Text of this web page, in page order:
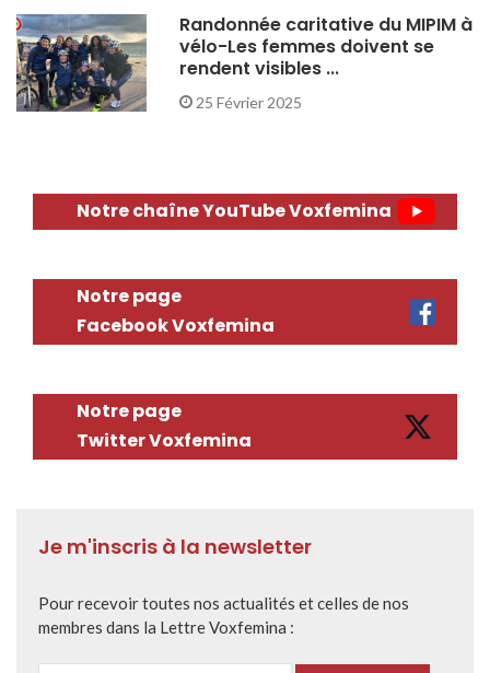
Randonnée caritative du MIPIM à
vélo-Les femmes doivent se
rendent visibles ...
25 Février 2025
Notre chaîne YouTube Voxfemina
Notre page
Facebook Voxfemina
Notre page
Twitter Voxfemina
Je m'inscris à la newsletter
Pour recevoir toutes nos actualités et celles de nos
membres dans la Lettre Voxfemina :